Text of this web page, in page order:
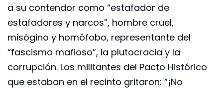
a su contendor como “estafador de
estafadores y narcos”, hombre cruel,
misógino y homófobo, representante del
“fascismo mafioso”, la plutocracia y la
corrupción. Los militantes del Pacto Histórico
que estaban en el recinto gritaron: “¡No